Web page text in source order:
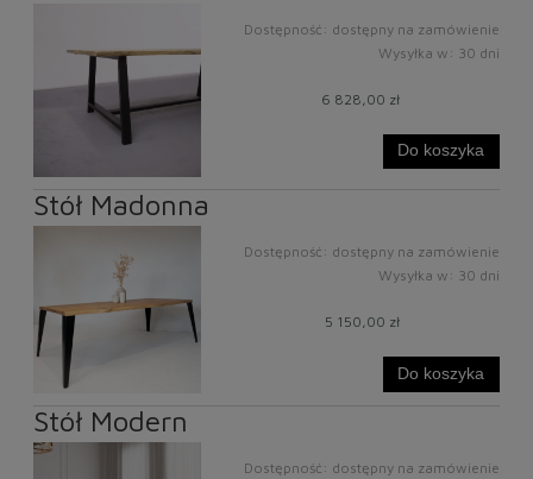
Dostępność: dostępny na zamówienie
Wysyłka w: 30 dni
6 828,00 zł
Do koszyka
Stół Madonna
Dostępność: dostępny na zamówienie
Wysyłka w: 30 dni
5 150,00 zł
Do koszyka
Stół Modern
Dostępność: dostępny na zamówienie